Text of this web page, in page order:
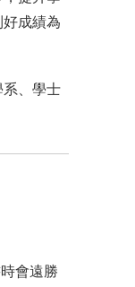
成績為
系、學士
會遠勝